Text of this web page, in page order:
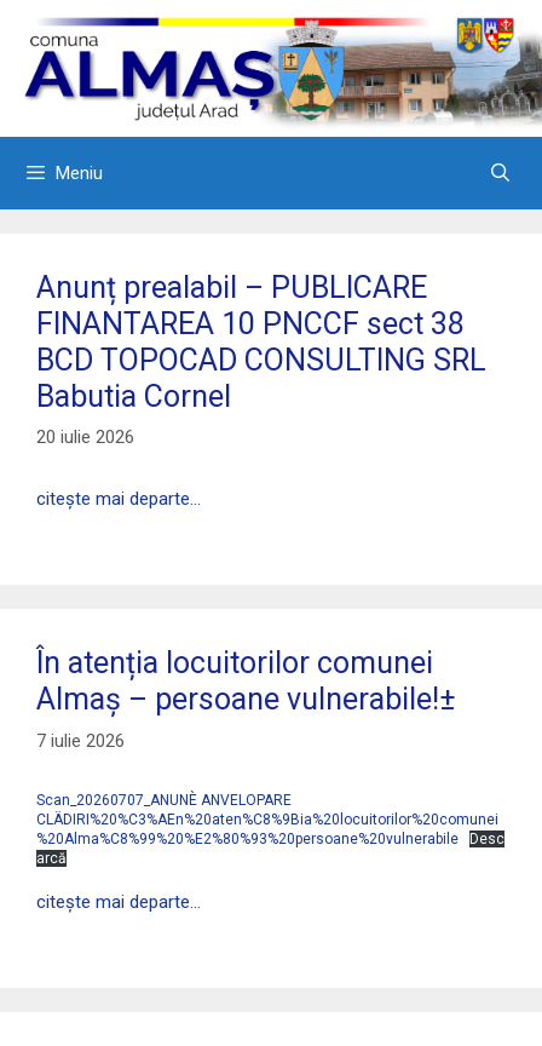
conținut
Meniu
Anunț prealabil – PUBLICARE
FINANTAREA 10 PNCCF sect 38
BCD TOPOCAD CONSULTING SRL
Babutia Cornel
20 iulie 2026
citește mai departe…
În atenția locuitorilor comunei
Almaş – persoane vulnerabile!±
7 iulie 2026
Scan_20260707_ANUNÈ ANVELOPARE
CLÄDIRI%20%C3%AEn%20aten%C8%9Bia%20locuitorilor%20comunei
%20Alma%C8%99%20%E2%80%93%20persoane%20vulnerabile
Desc
arcă
citește mai departe…